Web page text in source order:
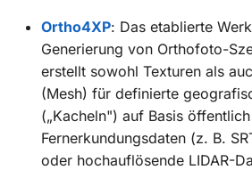
Ortho4XP: Das etablierte
Generierung von Orthofoto-
erstellt sowohl Texturen als
(Mesh) für definierte
(„Kacheln") auf Basis
Fernerkundungsdaten (z. B.
oder hochauflösende LIDAR-